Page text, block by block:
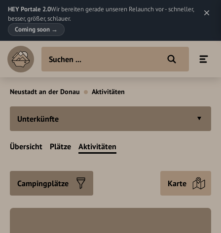
HEY Portale 2.0Wir bereiten gerade unseren Relaunch vor - schneller,
besser, größer, schlauer.
Coming soon →
Neustadt an der Donau Aktivitäten
Unterkünfte
Übersicht Plätze Aktivitäten
Campingplätze Karte